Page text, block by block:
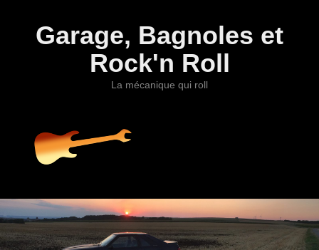
Garage, Bagnoles et
Rock'n Roll
La mécanique qui roll